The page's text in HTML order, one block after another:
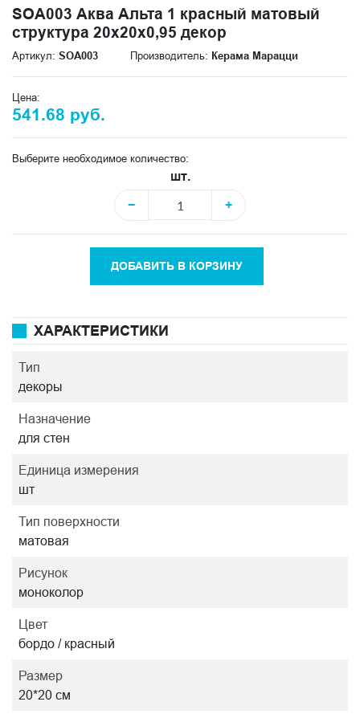
SOA003 Аква Альта 1 красный матовый
структура 20x20x0,95 декор
Артикул: SOA003 Производитель: Керама Марацци
Цена:
541.68 руб.
Выберите необходимое количество:
шт.
−
+
ДОБАВИТЬ В КОРЗИНУ
ХАРАКТЕРИСТИКИ
Тип
декоры
Назначение
для стен
Единица измерения
шт
Тип поверхности
матовая
Рисунок
моноколор
Цвет
бордо / красный
Размер
20*20 см